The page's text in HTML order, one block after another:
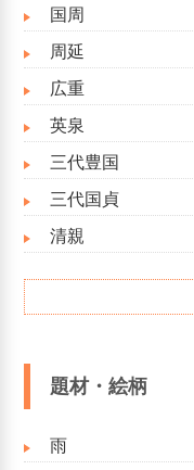
国周
周延
広重
英泉
三代豊国
三代国貞
清親
題材・絵柄
雨